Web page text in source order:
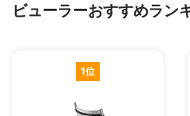
ビューラーおすすめラン
1位